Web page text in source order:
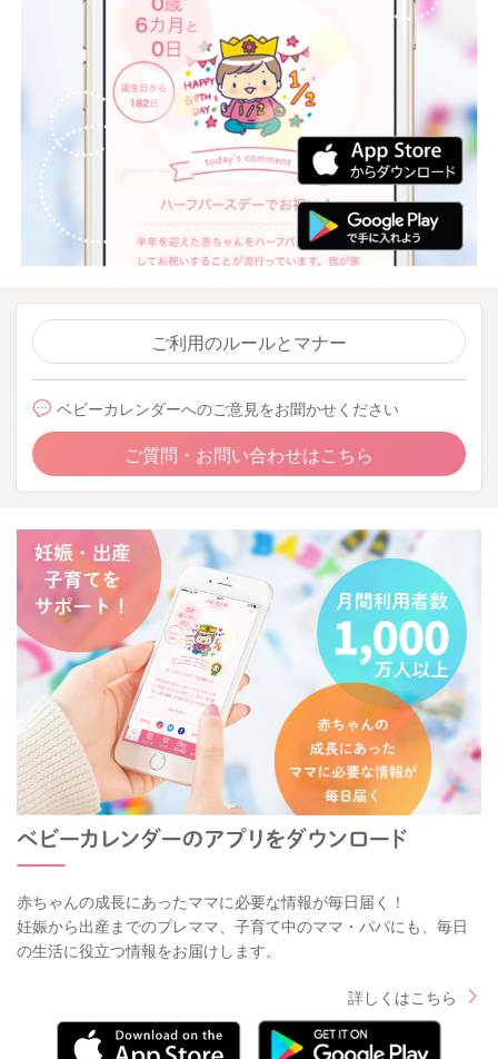
ご利用のルールとマナー
ベビーカレンダーへのご意見をお聞かせください
ご質問・お問い合わせはこちら
赤ちゃんの成長にあったママに必要な情報が毎日届く！
妊娠から出産までのプレママ、子育て中のママ・パパにも、毎日
の生活に役立つ情報をお届けします。
詳しくはこちら